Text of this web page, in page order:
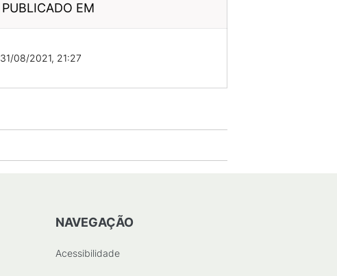
PUBLICADO EM
31/08/2021, 21:27
NAVEGAÇÃO
Acessibilidade